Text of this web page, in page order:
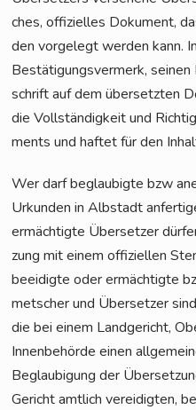
ches, offi­zi­el­les Doku­ment,
den vor­ge­legt wer­den kann.
Bestä­ti­gungs­ver­merk,
schrift auf dem über­setz­ten
die Voll­stän­dig­keit und
ments und haf­tet für den
Wer darf beglau­big­te bzw
Urkun­den in Alb­stadt
ermäch­tig­te Über­set­zer
zung mit einem offi­zi­el­len
beei­dig­te oder ermäch­tig­te
met­scher und Über­set­zer
die bei einem Land­ge­richt,
Innen­be­hör­de einen
Beglau­bi­gung der
Gericht amt­lich ver­ei­dig­ten,